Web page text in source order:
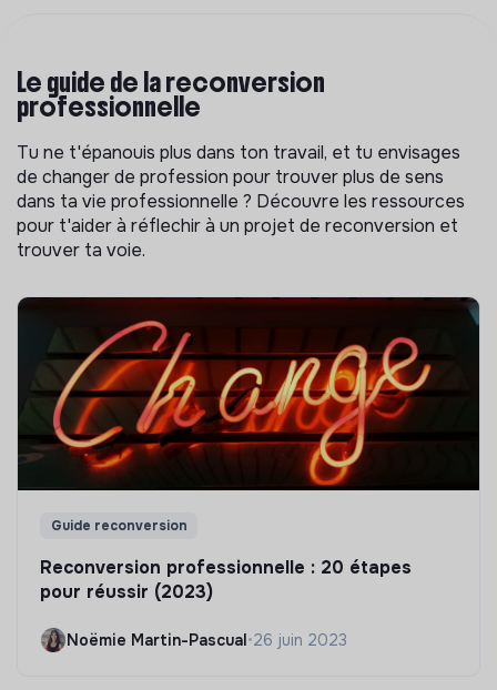
Le guide de la reconversion
professionnelle
Tu ne t'épanouis plus dans ton travail, et tu envisages
de changer de profession pour trouver plus de sens
dans ta vie professionnelle ? Découvre les ressources
pour t'aider à réflechir à un projet de reconversion et
trouver ta voie.
Guide reconversion
Reconversion professionnelle : 20 étapes
pour réussir (2023)
Noëmie Martin-Pascual•26 juin 2023